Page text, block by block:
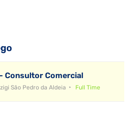
Consultor Comercial
São Pedro da Aldeia Full Time